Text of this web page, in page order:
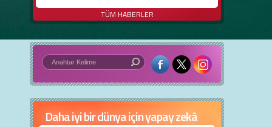
TÜM HABERLER
Daha iyi bir dünya için yapay zekâ